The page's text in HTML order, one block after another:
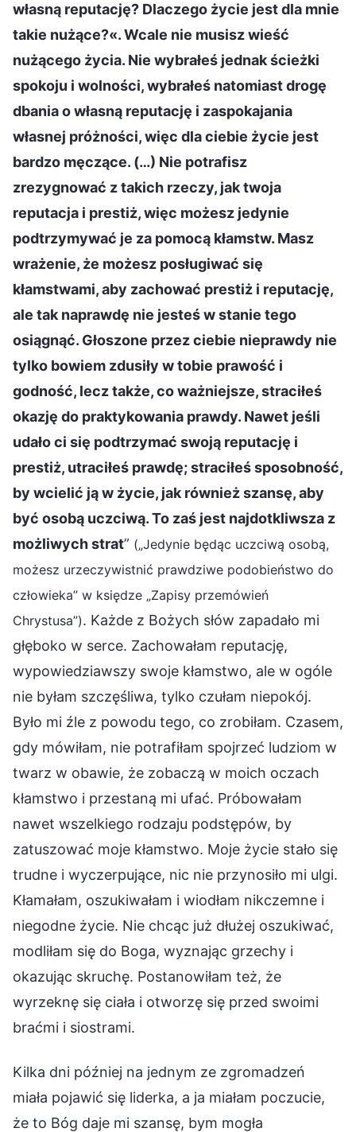
własną reputację? Dlaczego życie jest dla mnie
takie nużące?«. Wcale nie musisz wieść
nużącego życia. Nie wybrałeś jednak ścieżki
spokoju i wolności, wybrałeś natomiast drogę
dbania o własną reputację i zaspokajania
własnej próżności, więc dla ciebie życie jest
bardzo męczące. (…) Nie potrafisz
zrezygnować z takich rzeczy, jak twoja
reputacja i prestiż, więc możesz jedynie
podtrzymywać je za pomocą kłamstw. Masz
wrażenie, że możesz posługiwać się
kłamstwami, aby zachować prestiż i reputację,
ale tak naprawdę nie jesteś w stanie tego
osiągnąć. Głoszone przez ciebie nieprawdy nie
tylko bowiem zdusiły w tobie prawość i
godność, lecz także, co ważniejsze, straciłeś
okazję do praktykowania prawdy. Nawet jeśli
udało ci się podtrzymać swoją reputację i
prestiż, utraciłeś prawdę; straciłeś sposobność,
by wcielić ją w życie, jak również szansę, aby
być osobą uczciwą. To zaś jest najdotkliwsza z
możliwych strat” („Jedynie będąc uczciwą osobą,
możesz urzeczywistnić prawdziwe podobieństwo do
człowieka” w księdze „Zapisy przemówień
Chrystusa”). Każde z Bożych słów zapadało mi
głęboko w serce. Zachowałam reputację,
wypowiedziawszy swoje kłamstwo, ale w ogóle
nie byłam szczęśliwa, tylko czułam niepokój.
Było mi źle z powodu tego, co zrobiłam. Czasem,
gdy mówiłam, nie potrafiłam spojrzeć ludziom w
twarz w obawie, że zobaczą w moich oczach
kłamstwo i przestaną mi ufać. Próbowałam
nawet wszelkiego rodzaju podstępów, by
zatuszować moje kłamstwo. Moje życie stało się
trudne i wyczerpujące, nic nie przynosiło mi ulgi.
Kłamałam, oszukiwałam i wiodłam nikczemne i
niegodne życie. Nie chcąc już dłużej oszukiwać,
modliłam się do Boga, wyznając grzechy i
okazując skruchę. Postanowiłam też, że
wyrzeknę się ciała i otworzę się przed swoimi
braćmi i siostrami.
Kilka dni później na jednym ze zgromadzeń
miała pojawić się liderka, a ja miałam poczucie,
że to Bóg daje mi szansę, bym mogła